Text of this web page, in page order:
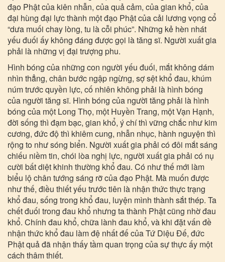
đạo Phật của kiên nhẫn, của quả cảm, của gian khổ, của
đại hùng đại lực thành một đạo Phật của cải lương vọng cổ
“dưa muối chay lòng, tu là cỗi phúc”. Những kẻ hèn nhát
yếu đuối ấy không đáng được gọi là tăng sĩ. Người xuất gia
phải là những vị đại trượng phu.
Hình bóng của những con người yếu đuối, mắt không dám
nhìn thẳng, chân bước ngập ngừng, sợ sệt khổ đau, khúm
núm trước quyền lực, cố nhiên không phải là hình bóng
của người tăng sĩ. Hình bóng của người tăng phải là hình
bóng của một Long Thọ, một Huyền Trang, một Vạn Hạnh,
đời sống thì đạm bạc, gian khổ, ý chí thì vững chắc như kim
cương, đức độ thì khiêm cung, nhẫn nhục, hành nguyện thì
rộng to như sóng biển. Người xuất gia phải có đôi mắt sáng
chiếu niềm tin, chói lòa nghị lực, người xuất gia phải có nụ
cười bất diệt khinh thường khổ đau. Có như thế mới làm
biểu lộ chân tướng sáng rỡ của đạo Phật. Mà muốn được
như thế, điều thiết yếu trước tiên là nhận thức thực trạng
khổ đau, sống trong khổ đau, luyện mình thành sắt thép. Ta
chết đuối trong đau khổ nhưng ta thành Phật cũng nhờ đau
khổ. Chính đau khổ, chữa lành đau khổ, và khi đặt vấn đề
nhận thức khổ đau làm đệ nhất đế của Tứ Diệu Đế, đức
Phật quả đã nhận thấy tầm quan trọng của sự thực ấy một
cách thâm thiết.